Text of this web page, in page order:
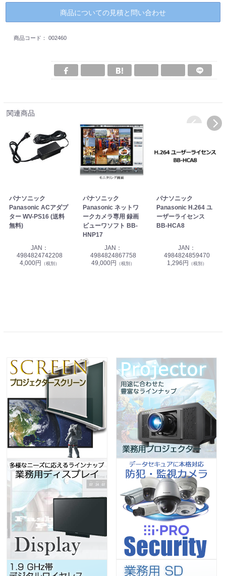
商品についての見積と問い合わせ
商品コード： 002460
関連商品
パナソニック
Panasonic ACアダプ
ター WV-PS16 (送料
無料)
JAN：
4984824742208
4,000円
（税別）
パナソニック
Panasonic ネットワ
ークカメラ専用 録画
ビューワソフト BB-
HNP17
JAN：
4984824867758
49,000円
（税別）
パナソニック
Panasonic H.264 ユ
ーザーライセンス
BB-HCA8
JAN：
4984824859470
1,296円
（税別）